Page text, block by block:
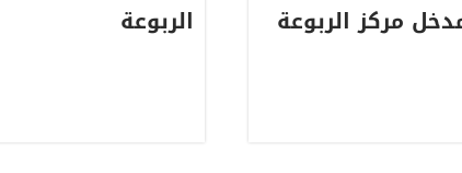
مركز الربوعة الربوعة